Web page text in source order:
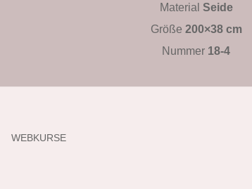
Material Seide
Größe 200×38 cm
Nummer 18-4
WEBKURSE